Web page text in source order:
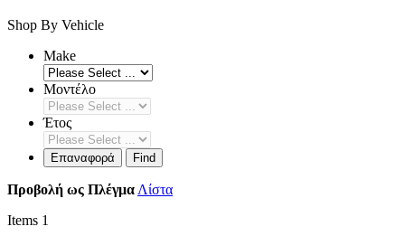
Shop By Vehicle
Make
Μοντέλο
Έτος
Επαναφορά Find
Προβολή ως ΠλέγμαΛίστα
Items 1